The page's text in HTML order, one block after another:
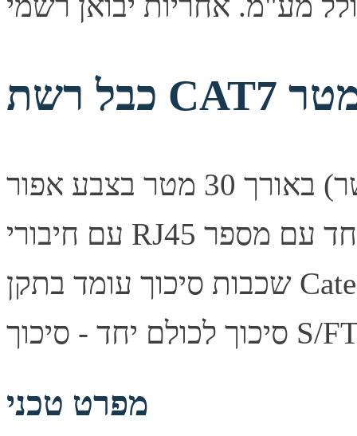
כבל רשת (מגשר) באורך 30 מטר בצבע אפור CAT-7. כבל רשת
עם חיבורי RJ45 ב-2 הקצוות. כבל רשת איכותי במיוחד עם מספר
שכבות סיכוך עומד בתקן Category 7. כל זוג מסוכך בנפרד ובנוסף
מפרט טכני